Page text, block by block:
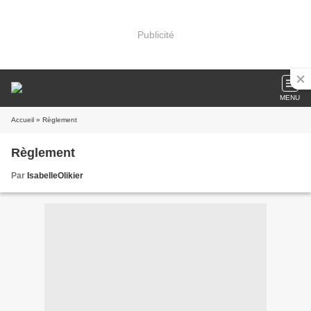
Publicité
MENU
Accueil » Règlement
Règlement
Par IsabelleOlikier